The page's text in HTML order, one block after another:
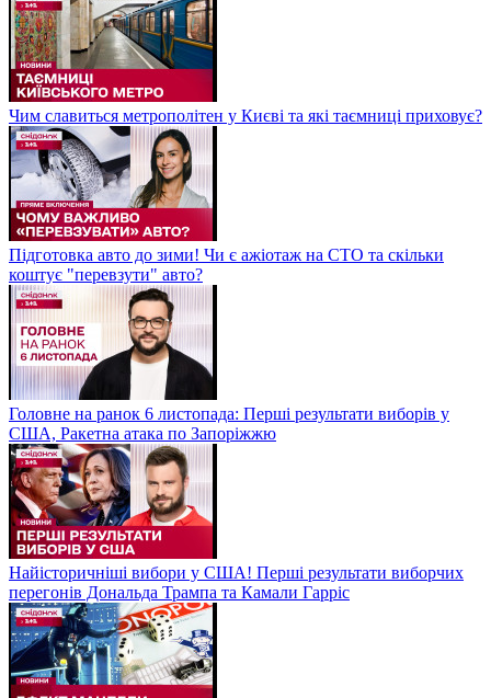
Чим славиться метрополітен у Києві та які таємниці приховує?
Підготовка авто до зими! Чи є ажіотаж на СТО та скільки
коштує "перевзути" авто?
Головне на ранок 6 листопада: Перші результати виборів у
США, Ракетна атака по Запоріжжю
Найісторичніші вибори у США! Перші результати виборчих
перегонів Дональда Трампа та Камали Гарріс